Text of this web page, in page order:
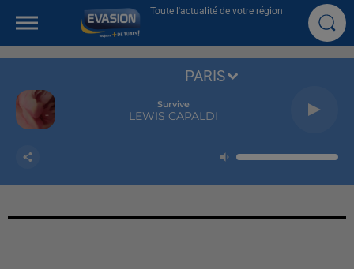
Toute l'actualité de votre région
Survive
LEWIS CAPALDI
PARIS